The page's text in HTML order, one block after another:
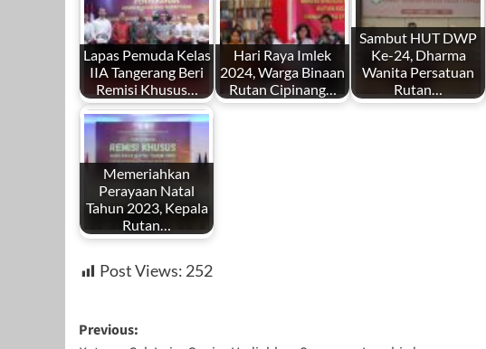
Lapas Pemuda Kelas
IIA Tangerang Beri
Remisi Khusus…
by
Redaksi
Desember 26,
Hari Raya Imlek
2024, Warga Binaan
Rutan Cipinang…
by
Sambut HUT DWP
Ke-24, Dharma
Wanita Persatuan
Rutan…
by
Memeriahkan
Perayaan Natal
Tahun 2023, Kepala
Rutan…
by
Redaksi
Post Views: 252
Post
Previous: